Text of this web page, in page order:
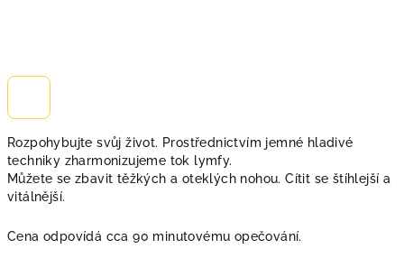
Rozpohybujte svůj život. Prostřednictvím jemné hladivé
techniky zharmonizujeme tok lymfy.
Můžete se zbavit těžkých a oteklých nohou. Cítit se štíhlejší a
vitálnější.
Cena odpovídá cca 90 minutovému opečování.